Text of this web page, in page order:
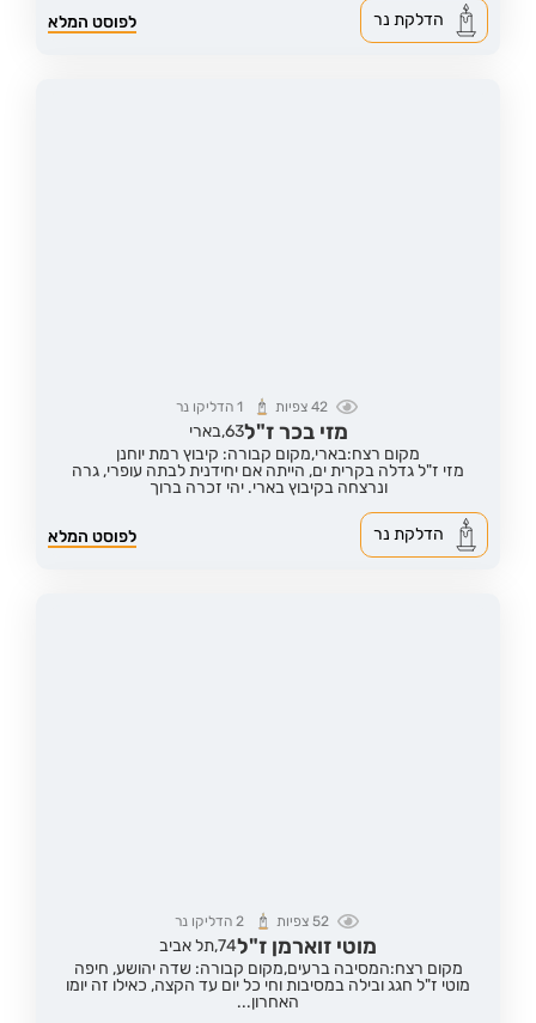
לפוסט המלא הדלקת נר
42צפיות 1 הדליקו נר
מזי בכר ז"ל63,בארי
מקום רצח:בארי,מקום קבורה: קיבוץ רמת יוחנן
מזי ז"ל גדלה בקרית ים, הייתה אם יחידנית לבתה עופרי, גרה
ונרצחה בקיבוץ בארי. יהי זכרה ברוך
לפוסט המלא הדלקת נר
52צפיות 2 הדליקו נר
מוטי זוארמן ז"ל74,תל אביב
מקום רצח:המסיבה ברעים,מקום קבורה: שדה יהושע, חיפה
מוטי ז"ל חגג ובילה במסיבות וחי כל יום עד הקצה, כאילו זה יומו
האחרון...